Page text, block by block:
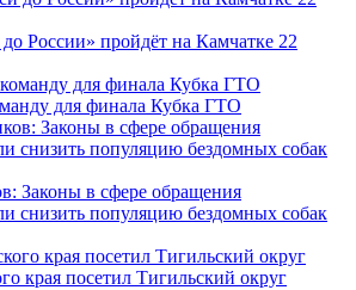
России» пройдёт на Камчатке 22
для финала Кубка ГТО
Законы в сфере обращения
снизить популяцию бездомных собак
края посетил Тигильский округ